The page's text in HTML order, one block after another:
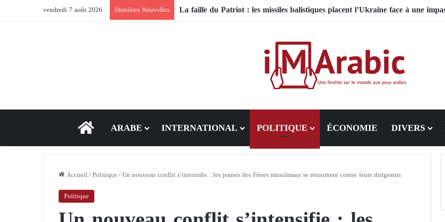
vendredi 7 août 2026 Dernières Nouvelles
ACCEUIL
ARABE INTERNATIONAL POLITIQUE ÉCONOMIE DIVERS
Accueil/Politique/Un nouveau conflit s’intensifie : les jeunes des Frères musulmans se retournent contre leurs dirigeants
Politique